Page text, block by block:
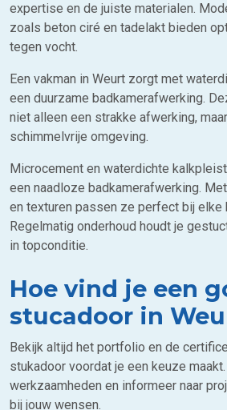
expertise en de juiste materialen.
zoals beton ciré en tadelakt bieden
tegen vocht.
Een vakman in Weurt zorgt met
een duurzame badkamerafwerking.
niet alleen een strakke afwerking,
schimmelvrije omgeving.
Microcement en waterdichte
een naadloze badkamerafwerking.
en texturen passen ze perfect bij elke
Regelmatig onderhoud houdt je
in topconditie.
Hoe vind je een
stucadoor in
Bekijk altijd het portfolio en de
stukadoor voordat je een keuze
werkzaamheden en informeer naar
bij jouw wensen.